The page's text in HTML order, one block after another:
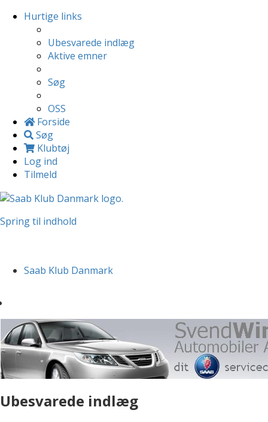
Hurtige links
Ubesvarede indlæg
Aktive emner
Søg
OSS
Forside
Søg
Klubtøj
Log ind
Tilmeld
Spring til indhold
Saab Klub Danmark
Ubesvarede indlæg